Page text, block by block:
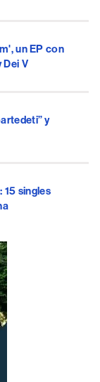
un EP con
Dei V
y
15 singles